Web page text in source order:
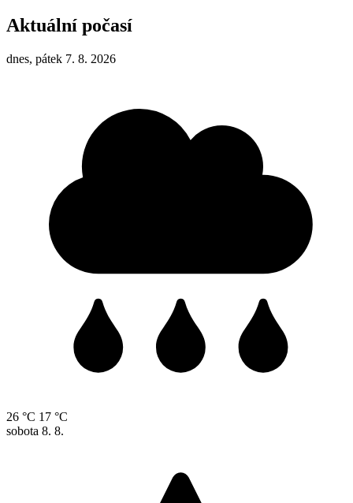
Aktuální počasí
dnes, pátek 7. 8. 2026
26 °C 17 °C
sobota 8. 8.